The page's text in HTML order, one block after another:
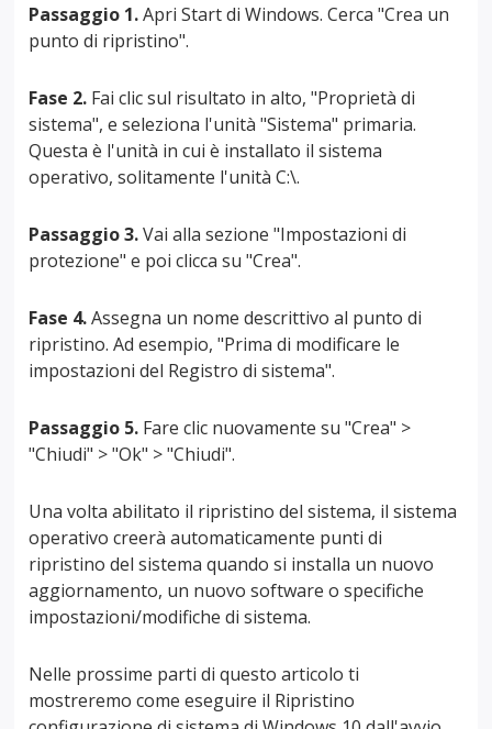
Passaggio 1.Apri Start di Windows. Cerca "Crea un
punto di ripristino".
Fase 2. Fai clic sul risultato in alto, "Proprietà di
sistema", e seleziona l'unità "Sistema" primaria.
Questa è l'unità in cui è installato il sistema
operativo, solitamente l'unità C:\.
Passaggio 3.Vai alla sezione "Impostazioni di
protezione" e poi clicca su "Crea".
Fase 4.Assegna un nome descrittivo al punto di
ripristino. Ad esempio, "Prima di modificare le
impostazioni del Registro di sistema".
Passaggio 5. Fare clic nuovamente su "Crea" >
"Chiudi" > "Ok" > "Chiudi".
Una volta abilitato il ripristino del sistema, il sistema
operativo creerà automaticamente punti di
ripristino del sistema quando si installa un nuovo
aggiornamento, un nuovo software o specifiche
impostazioni/modifiche di sistema.
Nelle prossime parti di questo articolo ti
mostreremo come eseguire il Ripristino